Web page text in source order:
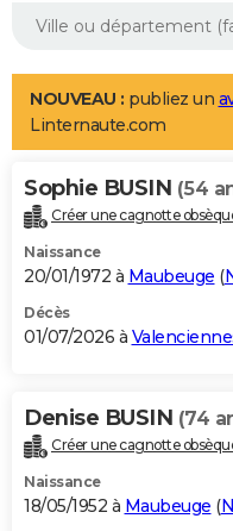
Aménagement intérieur
LIFESTYLE
Art de vivre
Bien-être
Loisirs
Mode
Modes de vie
Alimentation
Guide de la santé
Maladies
Médicaments
Sommeil
VOYAGE
Destinations
City break
Voyage nature
Voyage de noces
Forum
Climat
+PHOTO
GUIDES D'ACHAT
BONS PLANS
Carte de Noël
Carte Bonne année
Carte Saint-Valentin
Carte Pâques
Carte d'anniversaire
DICTIONNAIRE
Dictionnaire
Biographies
Citations
Expressions
Proverbes
PROGRAMME TV
NOUVEAU : publiez un
Linternaute.com
Sophie BUSIN (54
Créer une cagnotte
Naissance
20/01/1972 à Maubeuge (
Décès
01/07/2026 à
Denise BUSIN (74
Créer une cagnotte
Naissance
18/05/1952 à Maubeuge (